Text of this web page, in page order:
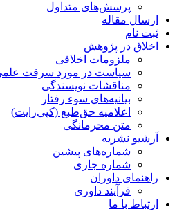
پرسش‌های متداول
ارسال مقاله
ثبت نام
اخلاق در پژوهش
ملزومات اخلاقی
سیاست در مورد سرقت علمی
مناقشات نویسندگی
بیانیه‌های سوء رفتار
اعلامیه حق‌طبع (کپی‌رایت)
متن محرمانگی
آرشیو نشریه
شماره‌های پیشین
شماره جاری
راهنمای داوران
فرآیند داوری
ارتباط با ما